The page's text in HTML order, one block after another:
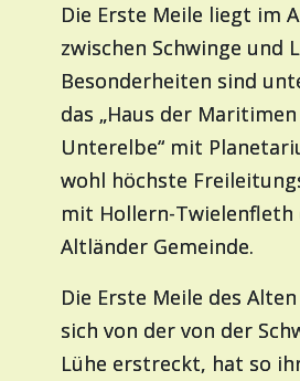
Die Erste Meile liegt im
zwischen Schwinge und
Besonderheiten sind
das „Haus der
Unterelbe“ mit
wohl höchste
mit Hollern-
Altländer Gemeinde.
Die Erste Meile des
sich von der von der
Lühe erstreckt, hat so